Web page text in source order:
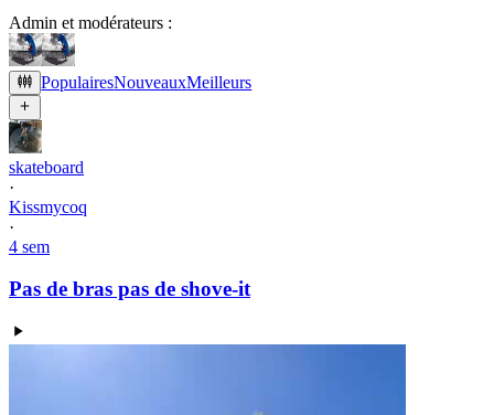
Admin et modérateurs :
PopulairesNouveauxMeilleurs
skateboard
·
Kissmycoq
·
4 sem
Pas de bras pas de shove-it